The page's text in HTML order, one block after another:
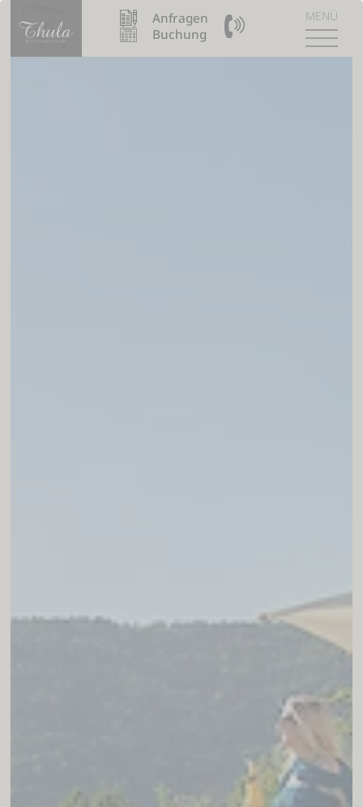
Anfragen
Buchung
09904 / 8110990MENÜ